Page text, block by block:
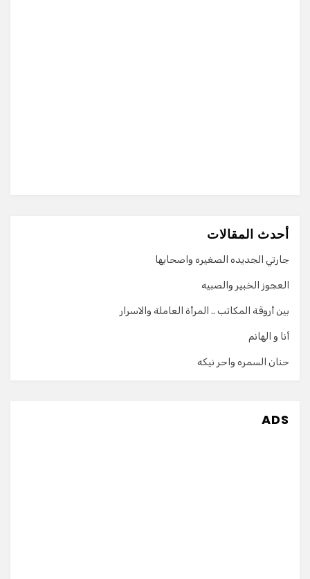
أحدث المقالات
جارتي الجديده الصغيره واصحابها
العجوز الخبير والصبيه
بين أروقة المكاتب .. المرأة العاملة والاسرار
أنا و الهانم
حنان السمره واحر نيكه
ADS